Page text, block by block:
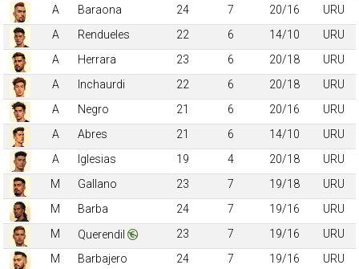
A
Baraona 24 7 20/16
URU
A
Rendueles 22 6 14/10
URU
A
Herrara 23 6 20/18
URU
A
Inchaurdi 22 6 20/18
URU
A
Negro 21 6 20/16
URU
A
Abres 21 6 14/10
URU
A
Iglesias 19 4 20/18
URU
M
Gallano 23 7 19/18
URU
M
Barba 24 7 19/16
URU
M
Querendil 23 7 19/16
URU
M
Barbajero 24 7 19/16
URU